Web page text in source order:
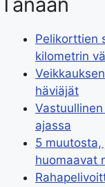
Pelikorttien
kilometrin
häviäjät
ajassa
5
huomaavat